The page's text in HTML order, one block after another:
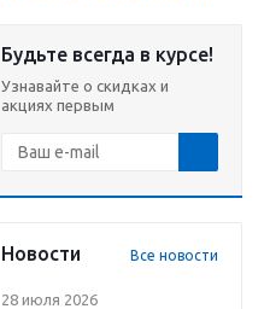
Будьте всегда в курсе!
Узнавайте о скидках и
акциях первым
Новости Все новости
28 июля 2026